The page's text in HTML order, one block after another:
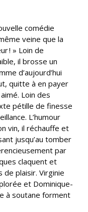
comédie
veine que la
! » Loin de
il brosse un
d’aujourd’hui
quitte à en payer
Loin des
pétille de finesse
L’humour
vin, il réchauffe et
jusqu’au tomber
par
claquent et
de plaisir. Virginie
et Dominique-
à soutane forment